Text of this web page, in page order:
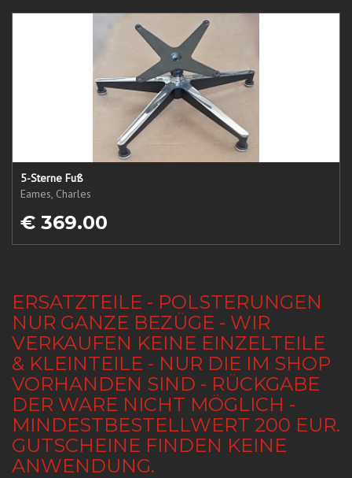
5-Sterne Fuß
Eames, Charles
€ 369.00
ERSATZTEILE - POLSTERUNGEN
NUR GANZE BEZÜGE - WIR
VERKAUFEN KEINE EINZELTEILE
& KLEINTEILE - NUR DIE IM SHOP
VORHANDEN SIND - RÜCKGABE
DER WARE NICHT MÖGLICH -
MINDESTBESTELLWERT 200 EUR.
GUTSCHEINE FINDEN KEINE
ANWENDUNG.